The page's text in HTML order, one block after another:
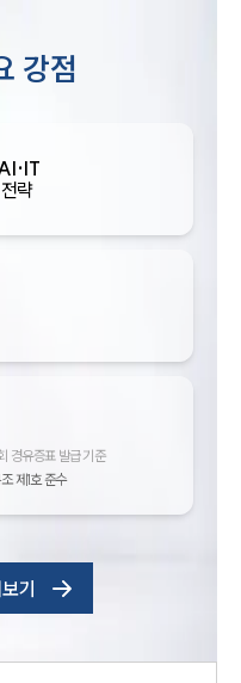
강점
략
경유증표 발급 기준
제1호 준수
기